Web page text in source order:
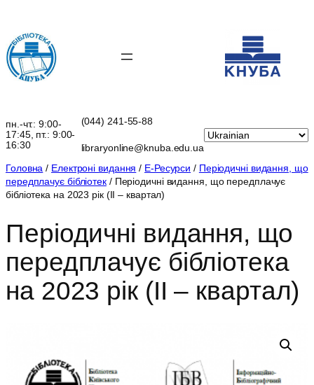
вмісту
пн.-чт.: 9:00-
17:45, пт.: 9:00-
16:30
(044) 241-55-88
libraryonline@knuba.edu.ua
Головна / Електроні видання / Е-Ресурси / Періодичні видання, що
передплачує бібліотек/ Періодичні видання, що передплачує
бібліотека на 2023 рік (ІI – квартал)
Періодичні видання, що
передплачує бібліотека
на 2023 рік (ІI – квартал)